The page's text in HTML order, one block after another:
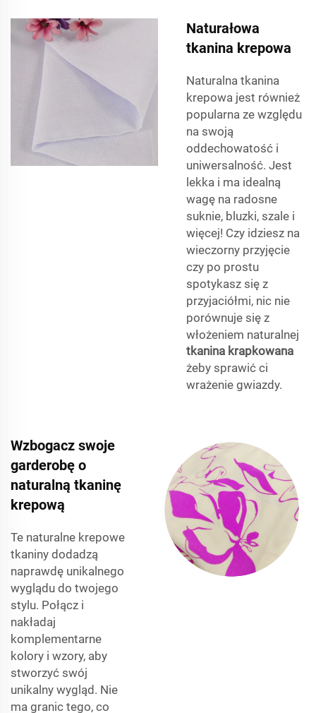
Naturałowa
tkanina krepowa
Naturalna tkanina
krepowa jest również
popularna ze względu
na swoją
oddechowatość i
uniwersalność. Jest
lekka i ma idealną
wagę na radosne
suknie, bluzki, szale i
więcej! Czy idziesz na
wieczorny przyjęcie
czy po prostu
spotykasz się z
przyjaciółmi, nic nie
porównuje się z
włożeniem naturalnej
tkanina krapkowana
żeby sprawić ci
wrażenie gwiazdy.
Wzbogacz swoje
garderobę o
naturalną tkaninę
krepową
Te naturalne krepowe
tkaniny dodadzą
naprawdę unikalnego
wyglądu do twojego
stylu. Połącz i
nakładaj
komplementarne
kolory i wzory, aby
stworzyć swój
unikalny wygląd. Nie
ma granic tego, co